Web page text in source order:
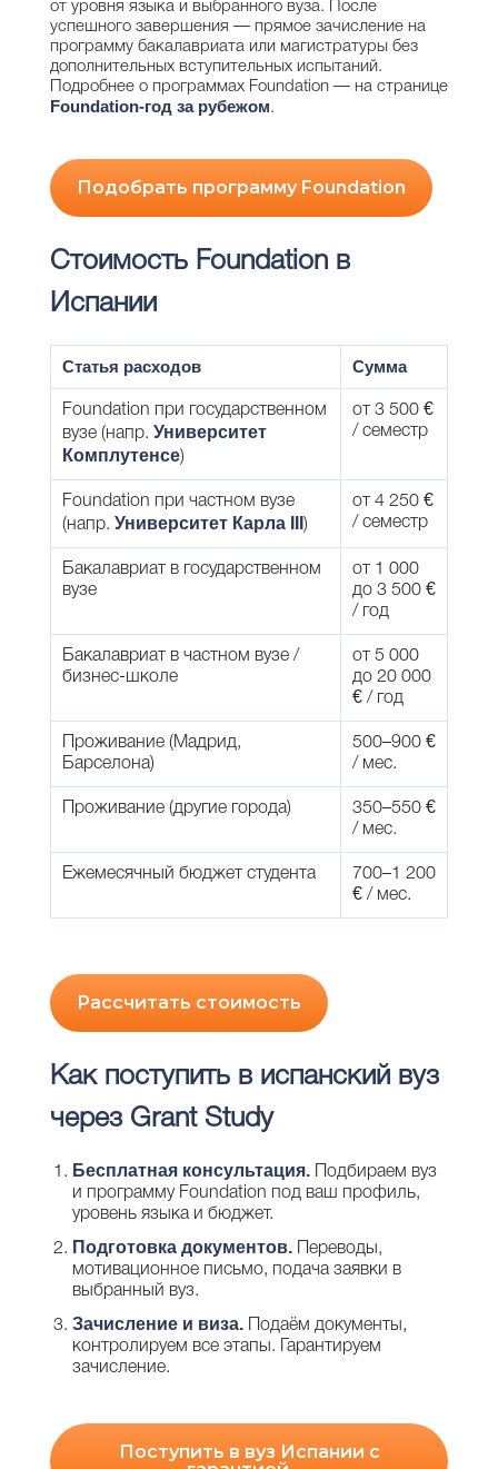
от уровня языка и выбранного вуза. После
успешного завершения — прямое зачисление на
программу бакалавриата или магистратуры без
дополнительных вступительных испытаний.
Подробнее о программах Foundation — на странице
Foundation-год за рубежом.
Подобрать программу Foundation
Стоимость Foundation в
Испании
Статья расходов Сумма
Foundation при государственном
вузе (напр. Университет
Комплутенсе)
от 3 500 €
/ семестр
Foundation при частном вузе
(напр. Университет Карла III )
от 4 250 €
/ семестр
Бакалавриат в государственном
вузе
от 1 000
до 3 500 €
/ год
Бакалавриат в частном вузе /
бизнес-школе
от 5 000
до 20 000
€ / год
Проживание (Мадрид,
Барселона)
500–900 €
/ мес.
Проживание (другие города)
350–550 €
/ мес.
Ежемесячный бюджет студента
700–1 200
€ / мес.
Рассчитать стоимость
Как поступить в испанский вуз
через Grant Study
Бесплатная консультация. Подбираем вуз
и программу Foundation под ваш профиль,
уровень языка и бюджет.
Подготовка документов. Переводы,
мотивационное письмо, подача заявки в
выбранный вуз.
Зачисление и виза. Подаём документы,
контролируем все этапы. Гарантируем
зачисление.
Поступить в вуз Испании с